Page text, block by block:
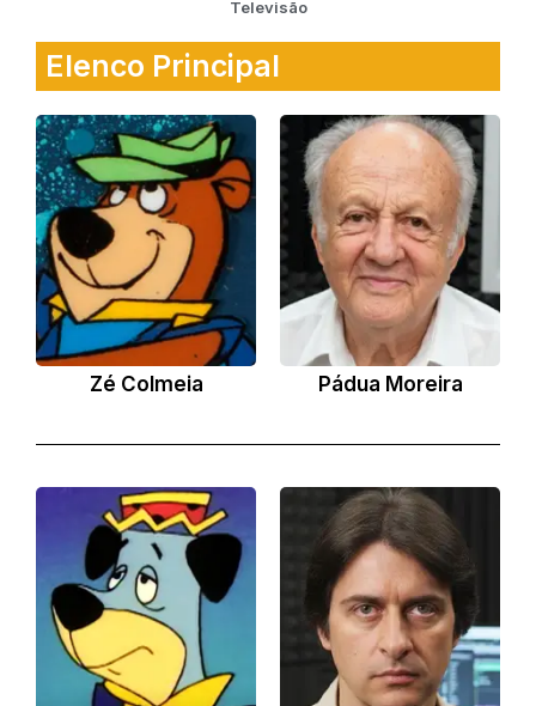
Televisão
Elenco Principal
Zé Colmeia Pádua Moreira